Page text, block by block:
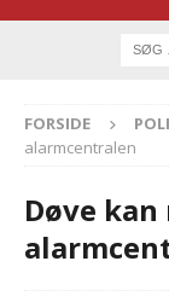
FORSIDE
alarmcentralen
Døve